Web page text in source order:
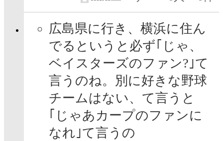
広島県に行き、横浜に住ん
でるというと必ず｢じゃ、
ベイスターズのファン?｣て
言うのね。別に好きな野球
チームはない、て言うと
｢じゃあカープのファンに
なれ｣て言うの